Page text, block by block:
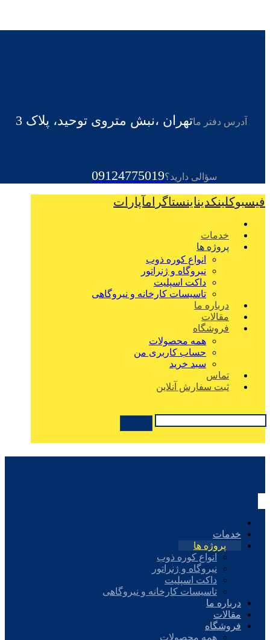
آدرس دفتر ماتهران ،نبش متروی توحید، پلاک 3
سؤالی دارید؟09124775019
فیسبوکلینکدیناینستاگرامآپارات
خدمات
پروژه ها
انواع کوره ذوب
نیروگاه و ژنراتور
داکت اسپلیت
تاسیسات کارخانه و نیروگاهی
درباره ما
مقالات
فروشگاه
همه محصولات
حساب کاربری من
سبد خرید
تماس
ثبت سفارش آنلاین
خدمات
پروژه ها
انواع کوره ذوب
نیروگاه و ژنراتور
داکت اسپلیت
تاسیسات کارخانه و نیروگاهی
درباره ما
مقالات
فروشگاه
همه محصولات